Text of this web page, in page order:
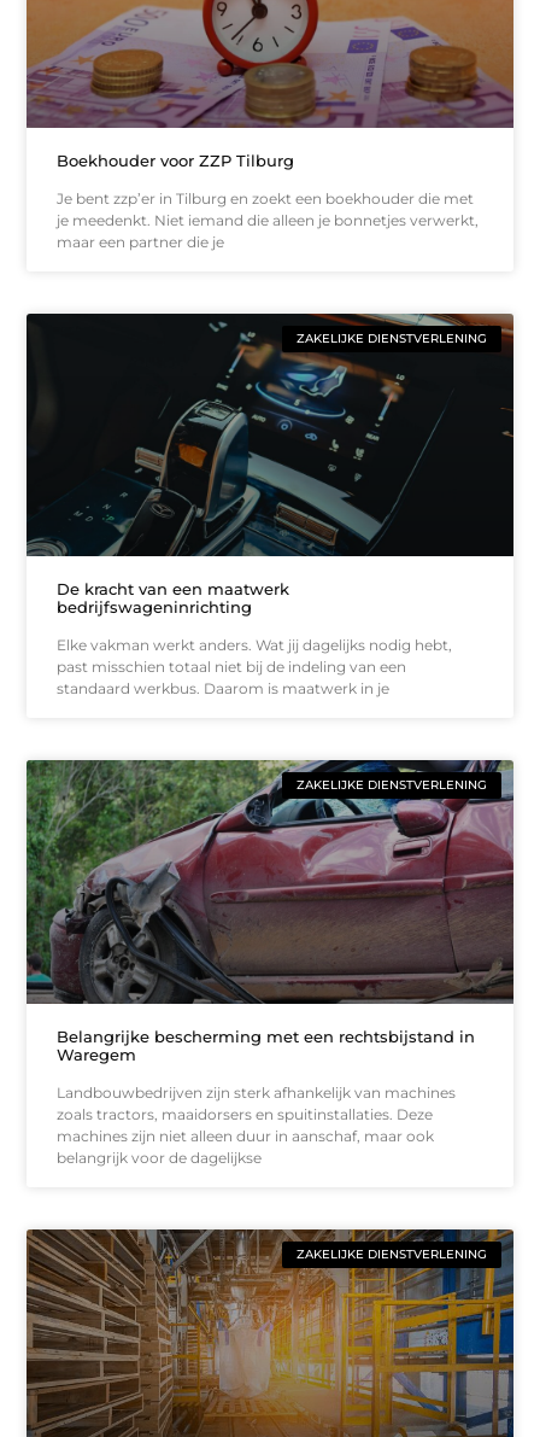
Boekhouder voor ZZP Tilburg
Je bent zzp’er in Tilburg en zoekt een boekhouder die met
je meedenkt. Niet iemand die alleen je bonnetjes verwerkt,
maar een partner die je
ZAKELIJKE DIENSTVERLENING
De kracht van een maatwerk
bedrijfswageninrichting
Elke vakman werkt anders. Wat jij dagelijks nodig hebt,
past misschien totaal niet bij de indeling van een
standaard werkbus. Daarom is maatwerk in je
ZAKELIJKE DIENSTVERLENING
Belangrijke bescherming met een rechtsbijstand in
Waregem
Landbouwbedrijven zijn sterk afhankelijk van machines
zoals tractors, maaidorsers en spuitinstallaties. Deze
machines zijn niet alleen duur in aanschaf, maar ook
belangrijk voor de dagelijkse
ZAKELIJKE DIENSTVERLENING